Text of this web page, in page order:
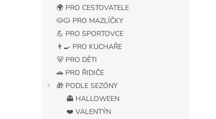
🌍 PRO CESTOVATELE
🐶🐱 PRO MAZLÍČKY
💪 PRO SPORTOVCE
👨‍🍳 PRO KUCHAŘE
🐻 PRO DĚTI
🚗 PRO ŘIDIČE
🎁 PODLE SEZÓNY
👻 HALLOWEEN
❤️ VALENTÝN